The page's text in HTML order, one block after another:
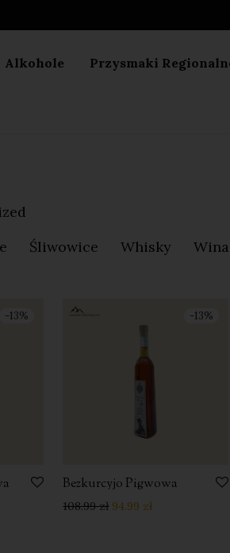
Alkohole Przysmaki
Śliwowice Whisky
-13% -13%
Bezkurcyjo Pigwowa
108.99zł 94.99 zł